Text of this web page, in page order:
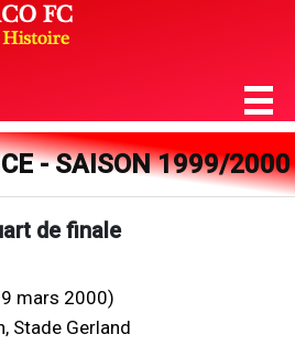
- SAISON 1999/2000
de finale
mars 2000)
Stade Gerland